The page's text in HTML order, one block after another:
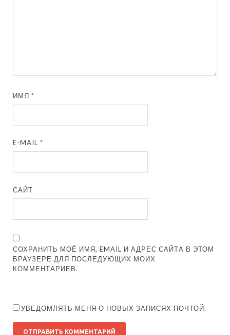
ИМЯ*
E-MAIL*
САЙТ
СОХРАНИТЬ МОЁ ИМЯ, EMAIL И АДРЕС САЙТА В ЭТОМ
БРАУЗЕРЕ ДЛЯ ПОСЛЕДУЮЩИХ МОИХ
КОММЕНТАРИЕВ.
УВЕДОМЛЯТЬ МЕНЯ О НОВЫХ ЗАПИСЯХ ПОЧТОЙ.